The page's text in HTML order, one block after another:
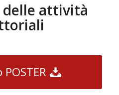
delle attività